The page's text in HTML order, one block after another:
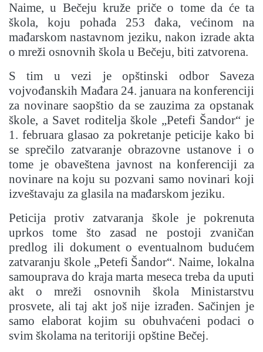
Naime, u Bečeju kruže priče o tome da će ta
škola, koju pohađa 253 đaka, većinom na
mađarskom nastavnom jeziku, nakon izrade akta
o mreži osnovnih škola u Bečeju, biti zatvorena.
S tim u vezi je opštinski odbor Saveza
vojvođanskih Mađara 24. januara na konferenciji
za novinare saopštio da se zauzima za opstanak
škole, a Savet roditelja škole „Petefi Šandor“ je
1. februara glasao za pokretanje peticije kako bi
se sprečilo zatvaranje obrazovne ustanove i o
tome je obaveštena javnost na konferenciji za
novinare na koju su pozvani samo novinari koji
izveštavaju za glasila na mađarskom jeziku.
Peticija protiv zatvaranja škole je pokrenuta
uprkos tome što zasad ne postoji zvaničan
predlog ili dokument o eventualnom budućem
zatvaranju škole „Petefi Šandor“. Naime, lokalna
samouprava do kraja marta meseca treba da uputi
akt o mreži osnovnih škola Ministarstvu
prosvete, ali taj akt još nije izrađen. Sačinjen je
samo elaborat kojim su obuhvaćeni podaci o
svim školama na teritoriji opštine Bečej.